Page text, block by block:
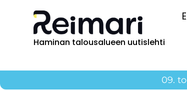
Haminan talousalueen uutislehti
09.